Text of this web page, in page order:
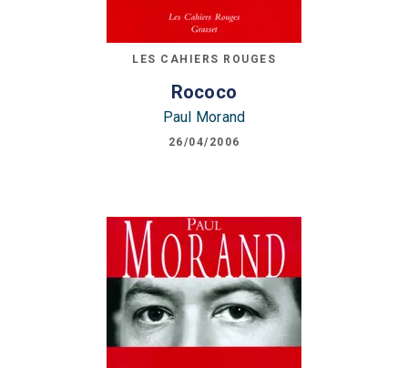
LES CAHIERS ROUGES
Rococo
Paul Morand
26/04/2006